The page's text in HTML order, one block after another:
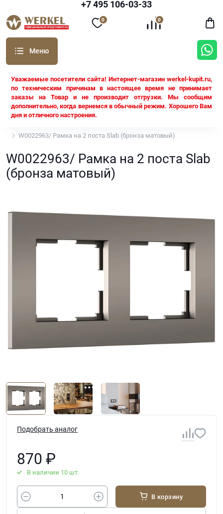
+7 495 106-03-33
Уважаемые посетители сайта! Интернет-магазин werkel-kupit.ru,
по техническим причинам в настоящее время не принимает
заказы на Товар и не производит отгрузки. Мы сообщим
дополнительно, когда вернемся в обычный режим. Хорошего Вам
дня и отличного настроения.
0 0
W0022963/ Рамка на 2 поста Slab (бронза матовый)
W0022963/ Рамка на 2 поста Slab
(бронза матовый)
Подобрать аналог
870 ₽
В наличии 10 шт.
В корзину